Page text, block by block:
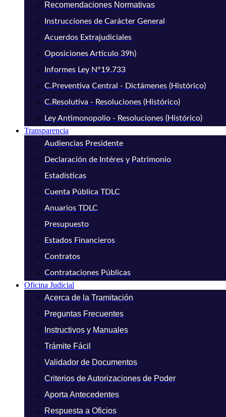
Recomendaciones Normativas
Instrucciones de Carácter General
Acuerdos Extrajudiciales
Oposiciones Artículo 39h)
Informes Ley N°19.733
C.Preventiva Central - Dictámenes (Histórico)
C.Resolutiva - Resoluciones (Histórico)
Ley Antimonopolio - Resoluciones (Histórico)
Transparencia
Audiencias Presidente
Declaración de Intéres y Patrimonio
Estadísticas
Cuenta Pública TDLC
Anuarios TDLC
Presupuesto
Estados Financieros
Contratos
Contrataciones Públicas
Oficina Judicial
Acerca de la Tramitación
Preguntas Frecuentes
Instructivos y Manuales
Trámite Fácil
Validador de Documentos
Criterios de Autorizaciones de Poder
Aporta Antecedentes
Respuesta a Oficios